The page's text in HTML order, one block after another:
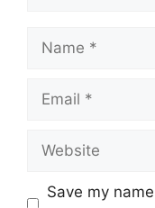
Name
Email
Website
Save my